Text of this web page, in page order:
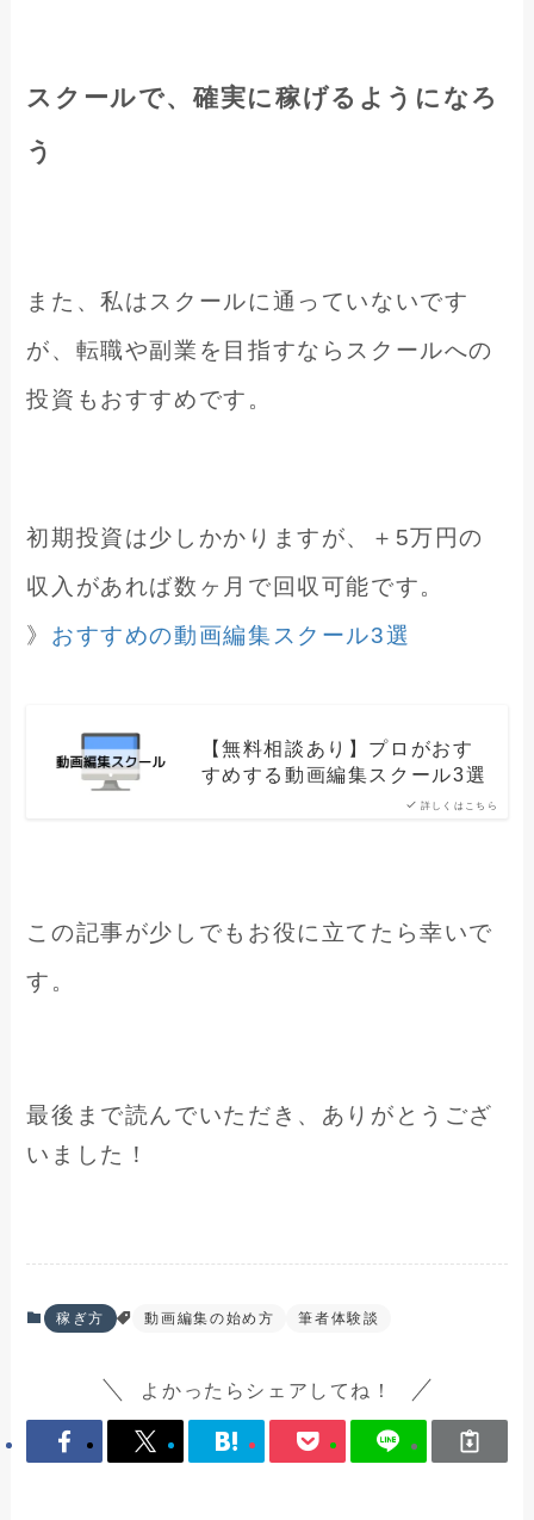
スクールで、確実に稼げるようになろ
う
また、私はスクールに通っていないです
が、転職や副業を目指すならスクールへの
投資もおすすめです。
初期投資は少しかかりますが、＋5万円の
収入があれば数ヶ月で回収可能です。
》 おすすめの動画編集スクール3選
詳しくはこちら
【無料相談あり】プロがおす
すめする動画編集スクール3選
この記事が少しでもお役に立てたら幸いで
す。
最後まで読んでいただき、ありがとうござ
いました！
稼ぎ方 動画編集の始め方 筆者体験談
よかったらシェアしてね！